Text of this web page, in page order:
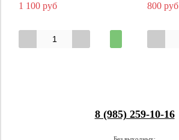
1 100 руб 800 руб
8 (985) 259-10-16